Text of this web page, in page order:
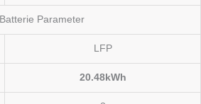
Batterie Parameter
LFP
20.48kWh